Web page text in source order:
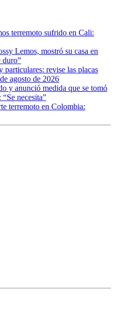
terremoto sufrido en Cali:
Lemos, mostró su casa en
duro”
particulares: revise las placas
agosto de 2026
y anunció medida que se tomó
necesita”
terremoto en Colombia: